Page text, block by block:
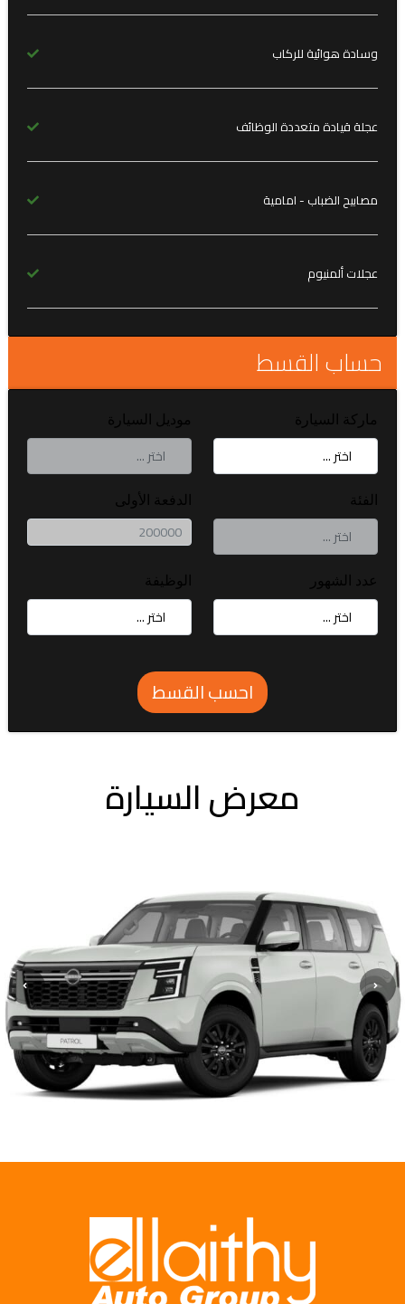
وسادة هوائية للركاب
عجلة قيادة متعددة الوظائف
مصابيح الضباب - امامية
عجلات ألمنيوم
حساب القسط
ماركة السيارة موديل السيارة
الفئة الدفعة الأولى
عدد الشهور الوظيفة
احسب القسط
معرض السيارة